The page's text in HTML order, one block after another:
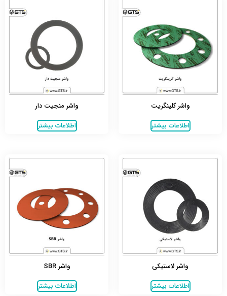
واشر کلینگریت
اطلاعات بیشتر
واشر منجیت دار
اطلاعات بیشتر
واشر لاستیکی
اطلاعات بیشتر
واشر SBR
اطلاعات بیشتر